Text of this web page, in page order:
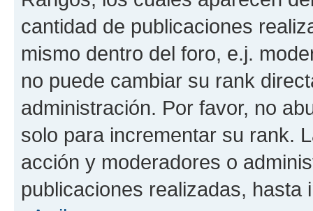
cantidad de publicaciones
mismo dentro del foro, e.j.
no puede cambiar su rank
administración. Por favor, no
solo para incrementar su rank.
acción y moderadores o
publicaciones realizadas, hasta